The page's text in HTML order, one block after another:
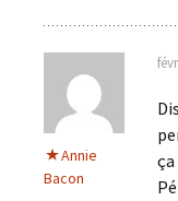
Annie
Bacon